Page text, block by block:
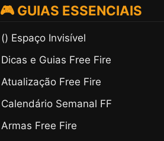
🎮 GUIAS ESSENCIAIS
(ㅤ) Espaço Invisível
Dicas e Guias Free Fire
Atualização Free Fire
Calendário Semanal FF
Armas Free Fire